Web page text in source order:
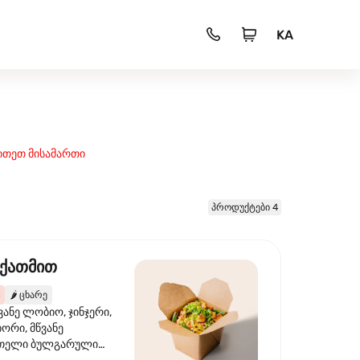
KA
მისამართი
პროდუქტები 4
🌶️ ცხარე
ლობიო, ჯინჯერი,
მწვანე
ბულგარული